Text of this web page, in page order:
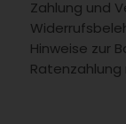
Zahlung und
Hinweise zur